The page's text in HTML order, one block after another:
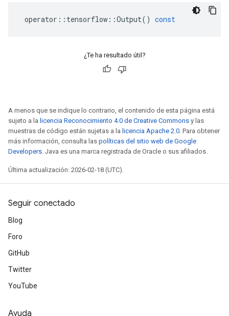
operator :: tensorflow ::Output() const
¿Te ha resultado útil?
A menos que se indique lo contrario, el contenido de esta página está
sujeto a la licencia Reconocimiento 4.0 de Creative Commons y las
muestras de código están sujetas a la licencia Apache 2.0. Para obtener
más información, consulta las políticas del sitio web de Google
Developers. Java es una marca registrada de Oracle o sus afiliados.
Última actualización: 2026-02-18 (UTC).
Seguir conectado
Blog
Foro
GitHub
Twitter
YouTube
Ayuda